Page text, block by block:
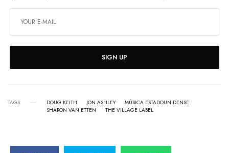
SIGN UP
TAGS DOUG KEITH JON ASHLEY
MÚSICA ESTADOUNIDENSE
SHARON VAN ETTEN
THE VILLAGE LABEL